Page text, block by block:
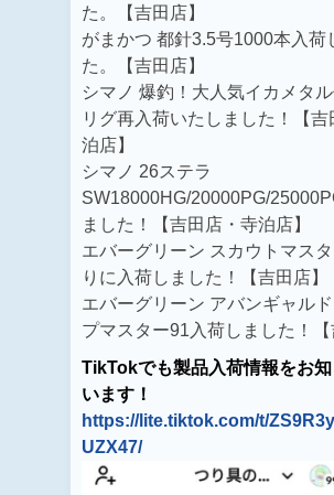
た。【吉田店】
がまかつ 都針3.5号1000本入荷
た。【吉田店】
シマノ 爆釣！大人気イカメタ
リグ再入荷いたしました！【吉
泊店】
シマノ 26ステラ
SW18000HG/20000PG/
ました！
【吉田店・寺泊店】
エバーグリーン スカウトマス
りに入荷しました！【吉田店】
エバーグリーン アバンギャル
プマスター91入荷しました！【
TikTokでも製品入荷情報をお
います！
https://lite.tiktok.com/t/
UZX47/